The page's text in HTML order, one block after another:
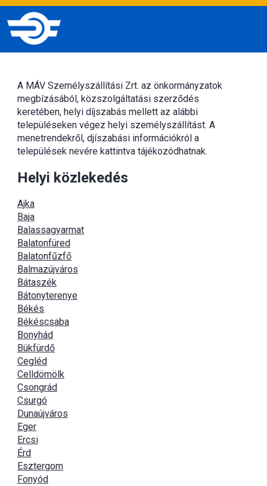
A MÁV Személyszállítási Zrt. az önkormányzatok
megbízásából, közszolgáltatási szerződés
keretében, helyi díjszabás mellett az alábbi
településeken végez helyi személyszállítást. A
menetrendekről, djíszabási információkról a
települések nevére kattintva tájékozódhatnak.
Helyi közlekedés
Ajka
Baja
Balassagyarmat
Balatonfüred
Balatonfűzfő
Balmazújváros
Bátaszék
Bátonyterenye
Békés
Békéscsaba
Bonyhád
Bükfürdő
Cegléd
Celldömölk
Csongrád
Csurgó
Dunaújváros
Eger
Ercsi
Érd
Esztergom
Fonyód